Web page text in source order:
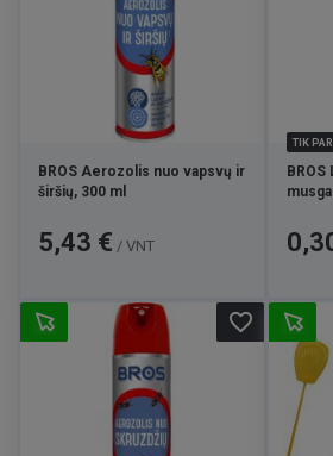
BROS Aerozolis nuo vapsvų ir
širšių, 300 ml
Kaina
5,43 € / VNT
TIK
Kaina
favorite_border